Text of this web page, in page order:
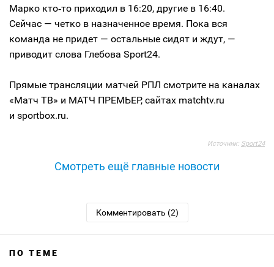
Марко кто‑то приходил в 16:20, другие в 16:40.
Сейчас — четко в назначенное время. Пока вся
команда не придет — остальные сидят и ждут, —
приводит слова Глебова Sport24.
Прямые трансляции матчей РПЛ смотрите на каналах
«Матч ТВ» и МАТЧ ПРЕМЬЕР, сайтах matchtv.ru
и sportbox.ru.
Источник: Sport24
Смотреть ещё главные новости
Комментировать (2)
ПО ТЕМЕ